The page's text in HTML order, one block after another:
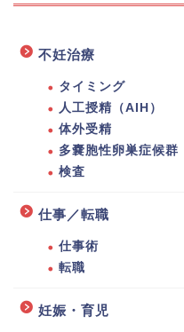
不妊治療
タイミング
人工授精（AIH）
体外受精
多嚢胞性卵巣症候群
検査
仕事／転職
仕事術
転職
妊娠・育児